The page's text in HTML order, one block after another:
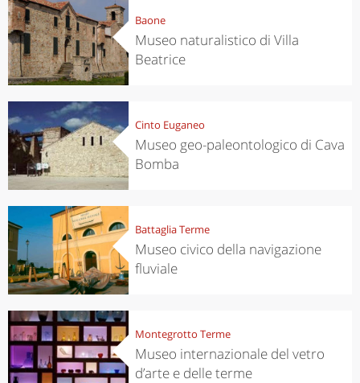
Baone
Museo naturalistico di Villa
Beatrice
Cinto Euganeo
Museo geo-paleontologico di Cava
Bomba
Battaglia Terme
Museo civico della navigazione
fluviale
Montegrotto Terme
Museo internazionale del vetro
d’arte e delle terme